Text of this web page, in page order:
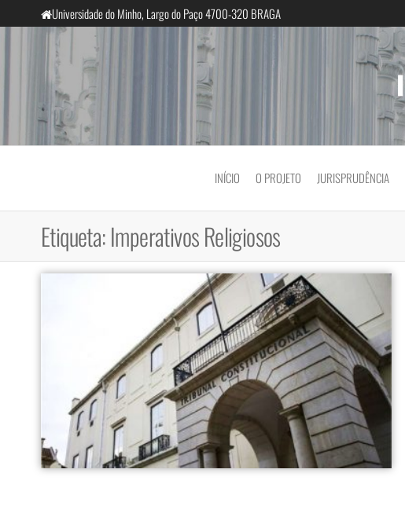
para
Universidade do Minho, Largo do Paço 4700-320 BRAGA
InclusiveCourts
INÍCIO O PROJETO JURISPRUDÊNCIA
Etiqueta:Imperativos Religiosos